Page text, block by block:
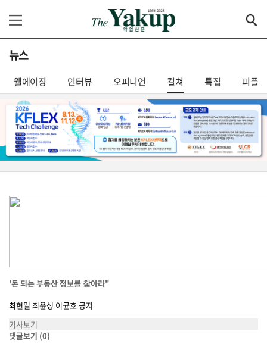
뉴스
웰에이징 인터뷰 오피니언 컬쳐 특집 피플
'돈 되는 부동산 정보를 찿아라"
최현일 최윤성 이균호 공저
기사보기
댓글보기 (0)